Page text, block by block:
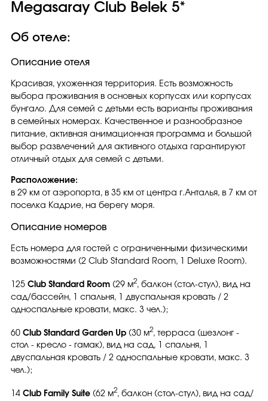
Megasaray Club Belek 5*
Об отеле:
Описание отеля
Красивая, ухоженная территория. Есть возможность
выбора проживания в основных корпусах или корпусах
бунгало. Для семей с детьми есть варианты проживания
в семейных номерах. Качественное и разнообразное
питание, активная анимационная программа и большой
выбор развлечений для активного отдыха гарантируют
отличный отдых для семей с детьми.
Расположение:
в 29 км от аэропорта, в 35 км от центра г.Анталья, в 7 км от
поселка Кадрие, на берегу моря.
Описание номеров
Есть номера для гостей с ограниченными физическими
возможностями (2 Club Standard Room, 1 Deluxe Room).
125 Club Standard Room (29 м2, балкон (стол-стул), вид на
сад/бассейн, 1 спальня, 1 двуспальная кровать / 2
односпальные кровати, макс. 3 чел.);
60 Club Standard Garden Up (30 м2, терраса (шезлонг -
стол - кресло - гамак), вид на сад, 1 спальня, 1
двуспальная кровать / 2 односпальные кровати, макс. 3
чел.);
14 Club Family Suite (62 м2, балкон (стол-стул), вид на сад/